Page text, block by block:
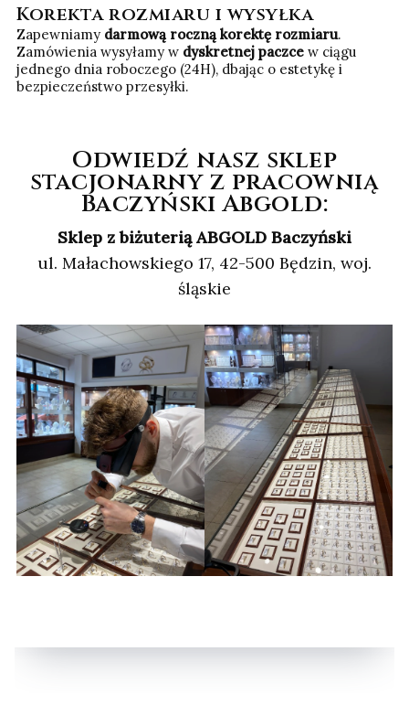
Korekta rozmiaru i wysyłka
Zapewniamy darmową roczną korektę rozmiaru.
Zamówienia wysyłamy w dyskretnej paczce w ciągu
jednego dnia roboczego (24H), dbając o estetykę i
bezpieczeństwo przesyłki.
Odwiedź nasz sklep
stacjonarny z pracownią
Baczyński Abgold:
Sklep z biżuterią ABGOLD Baczyński
ul. Małachowskiego 17, 42-500 Będzin, woj.
śląskie